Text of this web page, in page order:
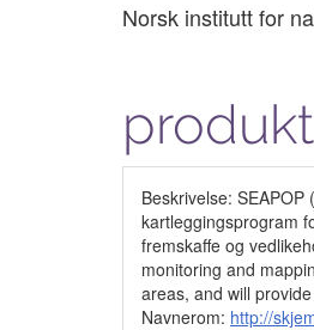
Norsk institutt for
Beskrivelse:
kartleggingsprogram
fremskaffe og
monitoring and
areas, and will
Navnerom: http://